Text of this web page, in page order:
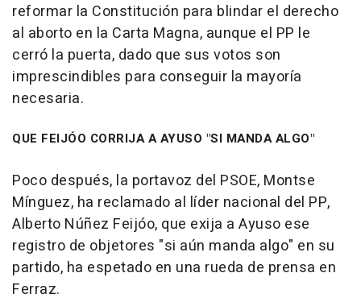
reformar la Constitución para blindar el derecho
al aborto en la Carta Magna, aunque el PP le
cerró la puerta, dado que sus votos son
imprescindibles para conseguir la mayoría
necesaria.
QUE FEIJÓO CORRIJA A AYUSO "SI MANDA ALGO"
Poco después, la portavoz del PSOE, Montse
Mínguez, ha reclamado al líder nacional del PP,
Alberto Núñez Feijóo, que exija a Ayuso ese
registro de objetores "si aún manda algo" en su
partido, ha espetado en una rueda de prensa en
Ferraz.